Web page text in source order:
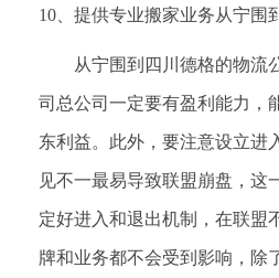
10、提供专业搬家业务从宁围
从宁围到四川德格的物流
司总公司一定要有盈利能力，
东利益。此外，要注意设立进
见不一最易导致联盟崩盘，这
定好进入和退出机制，在联盟
牌和业务都不会受到影响，除